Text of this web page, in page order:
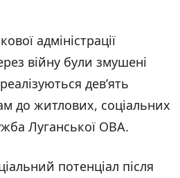
адміністрації
війну були змушені
дев’ять
до житлових, соціальних
Луганської ОВА.
потенціал після